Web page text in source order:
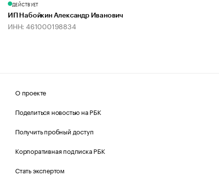
ДЕЙСТВУЕТ
ИП Набойкин Александр Иванович
ИНН: 461000198834
О проекте
Поделиться новостью на РБК
Получить пробный доступ
Корпоративная подписка РБК
Стать экспертом